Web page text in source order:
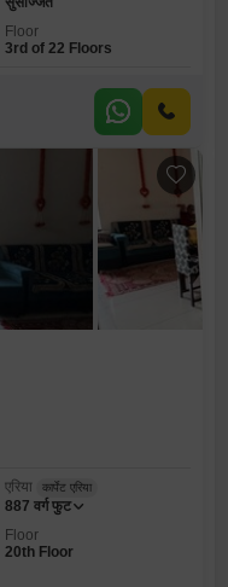
Floor
3rd of 22 Floors
एरिया कार्पेट एरिया
887 वर्ग फुट
Floor
20th Floor